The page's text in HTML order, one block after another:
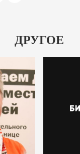
ДРУГОЕ